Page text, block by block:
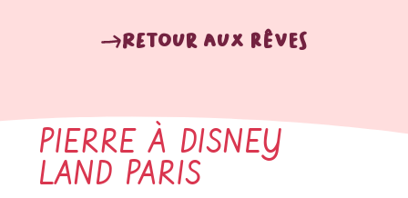
Retour aux rêves
PIERRE À DISNEY
LAND PARIS